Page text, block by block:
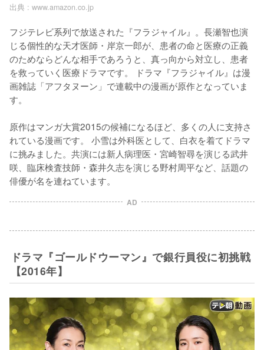
出典 : www.amazon.co.jp
フジテレビ系列で放送された『フラジャイル』。長瀬智也演
じる個性的な天才医師・岸京一郎が、患者の命と医療の正義
のためならどんな相手であろうと、真っ向から対立し、患者
を救っていく医療ドラマです。 ドラマ『フラジャイル』は漫
画雑誌「アフタヌーン」で連載中の漫画が原作となっていま
す。
原作はマンガ大賞2015の候補になるほど、多くの人に支持さ
れている漫画です。 小雪は外科医として、白衣を着てドラマ
に挑みました。共演には新人病理医・宮崎智尋を演じる武井
咲、臨床検査技師・森井久志を演じる野村周平など、話題の
俳優が名を連ねています。
AD
ドラマ『ゴールドウーマン』で銀行員役に初挑戦
【2016年】